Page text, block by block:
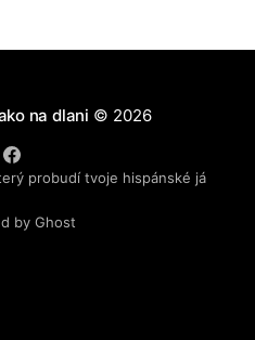
na dlani © 2026
probudí tvoje hispánské já
by Ghost